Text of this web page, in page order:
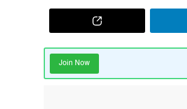
Join Now